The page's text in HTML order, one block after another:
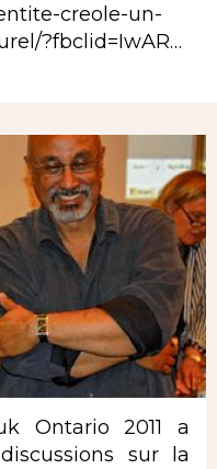
creole-un-
?fbclid=IwAR…
Ontario 2011 a
sur la